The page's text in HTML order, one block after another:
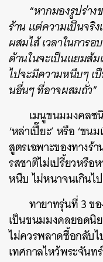
“หากมองรูปร่า
ร้าน แต่ความเป็นจริ
ผสมไส้ เวลาในการอ
ด้านในจะเป็นแยมส้
ไปจะมีความหนึบๆ เ
นอื่นๆ ที่อาจผสมถั่ว”
เมนูขนมมงคลช
‘หล่าเปี๊ยะ’ หรือ ‘ข
สูตรเฉพาะของทาง
รสชาติไม่เปรี้ยวหรื
หนึบ ไม่หนาจนเกินไป
ทายาทรุ่นที่ 3 ขอ
เป็นขนมมงคลยอดนิ
ไม่ควรพลาดซื้อกลับไ
เทศกาลไหว้พระจันทร์